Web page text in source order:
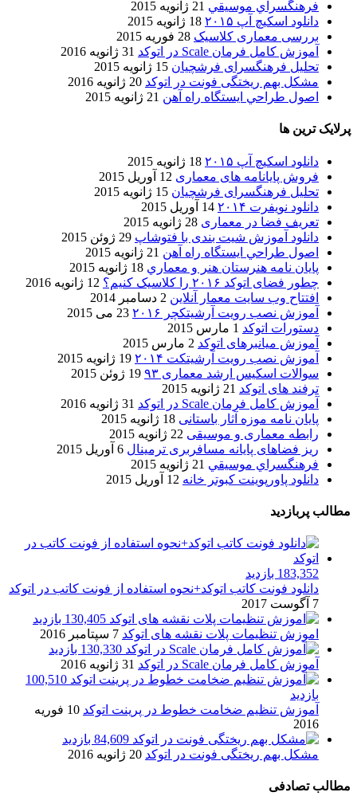
فرهنگسراي موسيقي 21 ژانویه 2015
دانلود اسکیچ آپ ۲۰۱۵
18 ژانویه 2015
بررسی معماری کلاسیک 28 فوریه 2015
آموزش کامل فرمان Scale در اتوکد
31 ژانویه 2016
تحلیل فرهنگسرای فرشچیان 15 ژانویه 2015
مشکل بهم ریختگی فونت در اتوکد 20 ژانویه 2016
اصول طراحي ایستگاه راه آهن 21 ژانویه 2015
پرلایک ترین ها
دانلود اسکیچ آپ ۲۰۱۵
18 ژانویه 2015
فروش پایانامه های معماری 12 آوریل 2015
تحلیل فرهنگسرای فرشچیان 15 ژانویه 2015
دانلود نویفرت ۲۰۱۴
14 آوریل 2015
تعریف فضا در معماری 28 ژانویه 2015
دانلود آموزش شیت بندی با فتوشاپ 29 ژوئن 2015
اصول طراحي ایستگاه راه آهن 21 ژانویه 2015
پایان نامه هنرستان هنر و معماري 18 ژانویه 2015
چطور فضای اتوکد ۲۰۱۶ را کلاسیک کنیم؟
12 ژانویه 2016
افتتاح وب سایت معمار آنلاین 2 دسامبر 2014
آموزش نصب رویت آرشیتکچر ۲۰۱۶
23 می 2015
دستورات اتوکد 1 مارس 2015
آموزش میانبرهای اتوکد 2 مارس 2015
آموزش نصب رویت آرشیتکت ۲۰۱۴
19 ژانویه 2015
سوالات اسکیس ارشد معماری ۹۳
19 ژوئن 2015
ترفند های اتوکد 21 ژانویه 2015
آموزش کامل فرمان Scale در اتوکد
31 ژانویه 2016
پایان نامه موزه آثار باستانی 18 ژانویه 2015
رابطه معماری و موسیقی 22 ژانویه 2015
ریز فضاهای پایانه مسافربری ترمینال 6 آوریل 2015
فرهنگسراي موسيقي 21 ژانویه 2015
دانلود پاورپوینت کبوتر خانه 12 آوریل 2015
مطالب پربازدید
183,352 بازدید
دانلود فونت کاتب اتوکد+نحوه استفاده از فونت کاتب در اتوکد
7 آگوست 2017
130,405 بازدید
اموزش تنظیمات پلات نقشه های اتوکد 7 سپتامبر 2016
130,330 بازدید
آموزش کامل فرمان Scale در اتوکد
31 ژانویه 2016
100,510
بازدید
آموزش تنظیم ضخامت خطوط در پرینت اتوکد
10 فوریه
2016
84,609 بازدید
مشکل بهم ریختگی فونت در اتوکد 20 ژانویه 2016
مطالب تصادفی